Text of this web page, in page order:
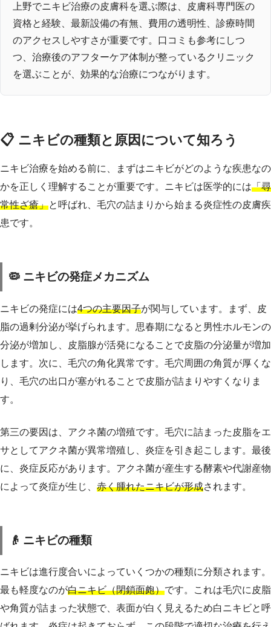
上野でニキビ治療の皮膚科を選ぶ際は、皮膚科専門医の
資格と経験、最新設備の有無、費用の透明性、診療時間
のアクセスしやすさが重要です。口コミも参考にしつ
つ、治療後のアフターケア体制が整っているクリニック
を選ぶことが、効果的な治療につながります。
📋 ニキビの種類と原因について知ろう
ニキビ治療を始める前に、まずはニキビがどのような疾患なの
かを正しく理解することが重要です。ニキビは医学的には「尋
常性ざ瘡」と呼ばれ、毛穴の詰まりから始まる炎症性の皮膚疾
患です。
🦠 ニキビの発症メカニズム
ニキビの発症には4つの主要因子が関与しています。まず、皮
脂の過剰分泌が挙げられます。思春期になると男性ホルモンの
分泌が増加し、皮脂腺が活発になることで皮脂の分泌量が増加
します。次に、毛穴の角化異常です。毛穴周囲の角質が厚くな
り、毛穴の出口が塞がれることで皮脂が詰まりやすくなりま
す。
第三の要因は、アクネ菌の増殖です。毛穴に詰まった皮脂をエ
サとしてアクネ菌が異常増殖し、炎症を引き起こします。最後
に、炎症反応があります。アクネ菌が産生する酵素や代謝産物
によって炎症が生じ、 赤く腫れたニキビが形成されます。
👴 ニキビの種類
ニキビは進行度合いによっていくつかの種類に分類されます。
最も軽度なのが白ニキビ（閉鎖面皰）です。これは毛穴に皮脂
や角質が詰まった状態で、表面が白く見えるため白ニキビと呼